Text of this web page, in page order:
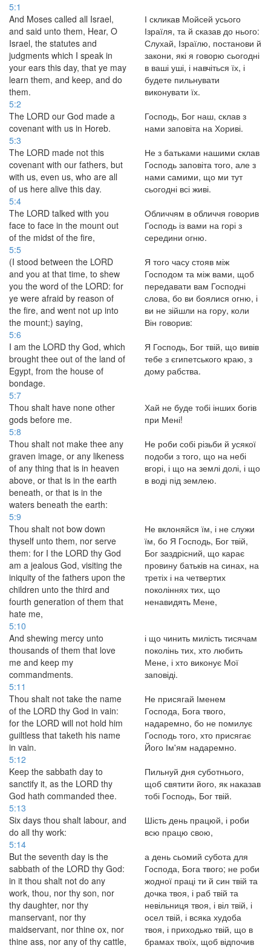
5:1
And Moses called all Israel,
and said unto them, Hear, O
Israel, the statutes and
judgments which I speak in
your ears this day, that ye may
learn them, and keep, and do
them.
І скликав Мойсей усього
Ізраїля, та й сказав до нього:
Слухай, Ізраїлю, постанови й
закони, які я говорю сьогодні
в ваші уші, і навчіться їх, і
будете пильнувати
виконувати їх.
5:2
The LORD our God made a
covenant with us in Horeb.
Господь, Бог наш, склав з
нами заповіта на Хориві.
5:3
The LORD made not this
covenant with our fathers, but
with us, even us, who are all
of us here alive this day.
Не з батьками нашими склав
Господь заповіта того, але з
нами самими, що ми тут
сьогодні всі живі.
5:4
The LORD talked with you
face to face in the mount out
of the midst of the fire,
Обличчям в обличчя говорив
Господь із вами на горі з
середини огню.
5:5
(I stood between the LORD
and you at that time, to shew
you the word of the LORD: for
ye were afraid by reason of
the fire, and went not up into
the mount;) saying,
Я того часу стояв між
Господом та між вами, щоб
передавати вам Господні
слова, бо ви боялися огню, і
ви не зійшли на гору, коли
Він говорив:
5:6
I am the LORD thy God, which
brought thee out of the land of
Egypt, from the house of
bondage.
Я Господь, Бог твій, що вивів
тебе з єгипетського краю, з
дому рабства.
5:7
Thou shalt have none other
gods before me.
Хай не буде тобі інших богів
при Мені!
5:8
Thou shalt not make thee any
graven image, or any likeness
of any thing that is in heaven
above, or that is in the earth
beneath, or that is in the
waters beneath the earth:
Не роби собі різьби й усякої
подоби з того, що на небі
вгорі, і що на землі долі, і що
в воді під землею.
5:9
Thou shalt not bow down
thyself unto them, nor serve
them: for I the LORD thy God
am a jealous God, visiting the
iniquity of the fathers upon the
children unto the third and
fourth generation of them that
hate me,
Не вклоняйся їм, і не служи
їм, бо Я Господь, Бог твій,
Бог заздрісний, що карає
провину батьків на синах, на
третіх і на четвертих
поколіннях тих, що
ненавидять Мене,
5:10
And shewing mercy unto
thousands of them that love
me and keep my
commandments.
і що чинить милість тисячам
поколінь тих, хто любить
Мене, і хто виконує Мої
заповіді.
5:11
Thou shalt not take the name
of the LORD thy God in vain:
for the LORD will not hold him
guiltless that taketh his name
in vain.
Не присягай Іменем
Господа, Бога твого,
надаремно, бо не помилує
Господь того, хто присягає
Його Ім'ям надаремно.
5:12
Keep the sabbath day to
sanctify it, as the LORD thy
God hath commanded thee.
Пильнуй дня суботнього,
щоб святити його, як наказав
тобі Господь, Бог твій.
5:13
Six days thou shalt labour, and
do all thy work:
Шість день працюй, і роби
всю працю свою,
5:14
But the seventh day is the
sabbath of the LORD thy God:
in it thou shalt not do any
work, thou, nor thy son, nor
thy daughter, nor thy
manservant, nor thy
maidservant, nor thine ox, nor
thine ass, nor any of thy cattle,
а день сьомий субота для
Господа, Бога твого; не роби
жодної праці ти й син твій та
дочка твоя, і раб твій та
невільниця твоя, і віл твій, і
осел твій, і всяка худоба
твоя, і приходько твій, що в
брамах твоїх, щоб відпочив